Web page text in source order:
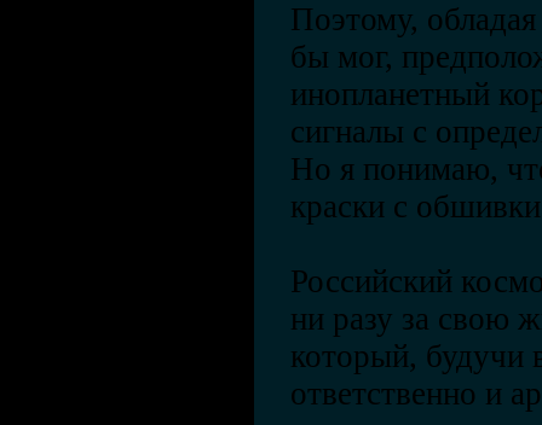
Поэтому,
бы мог,
инопланетный
сигналы с
Но я понимаю,
краски с
Российский
ни разу за свою
который, будучи
ответственно и